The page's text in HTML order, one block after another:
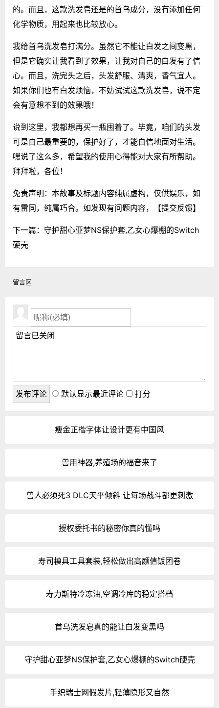
的。而且，这款洗发皂还是的首乌成分，没有添加任何
化学物质，用起来也比较放心。
我给首乌洗发皂打满分。虽然它不能让白发之间变黑，
但是它确实让我看到了效果，让我对自己的白发有了信
心。而且，洗完头之后，头发舒服、清爽，香气宜人。
如果你们也有白发烦恼，不妨试试这款洗发皂，说不定
会有意想不到的效果哦！
说到这里，我都想再买一瓶囤着了。毕竟，咱们的头发
可是自己最重要的，保护好了，才能自信地面对生活。
嘿说了这么多，希望我的使用心得能对大家有所帮助。
拜拜啦，各位！
免责声明：本故事及标题内容纯属虚构，仅供娱乐，如
有雷同，纯属巧合。如发现有问题内容，
【提交反馈】
下一篇： 守护甜心亚梦NS保护套,乙女心爆棚的Switch
硬壳
留言区
默认显示最近评论 打分
瘦金正楷字体让设计更有中国风
兽用神器,养殖场的福音来了
兽人必须死3 DLC天平倾斜 让每场战斗都更刺激
授权委托书的秘密你真的懂吗
寿司模具工具套装,轻松做出高颜值饭团卷
寿力斯特冷冻油,空调冷库的稳定搭档
首乌洗发皂真的能让白发变黑吗
守护甜心亚梦NS保护套,乙女心爆棚的Switch硬壳
手织瑞士网假发片,轻薄隐形又自然